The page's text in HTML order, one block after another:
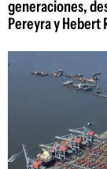
generaciones,
Pereyra y Hebert